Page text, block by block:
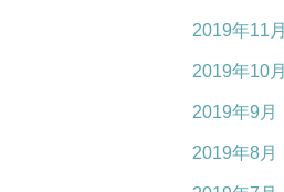
2019年11月
2019年10月
2019年9月
2019年8月